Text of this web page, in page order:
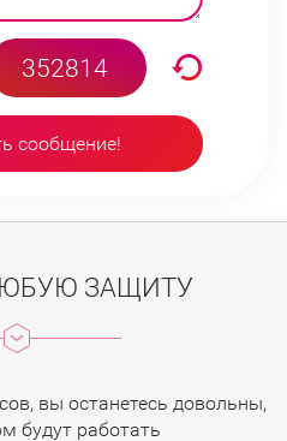
сообщение!
ЗАЩИТУ
вы останетесь довольны,
будут работать